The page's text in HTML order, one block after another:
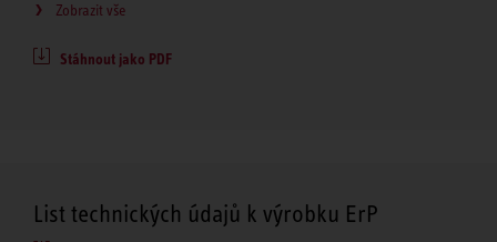
Zobrazit vše
Stáhnout jako PDF
List technických údajů k výrobku ErP